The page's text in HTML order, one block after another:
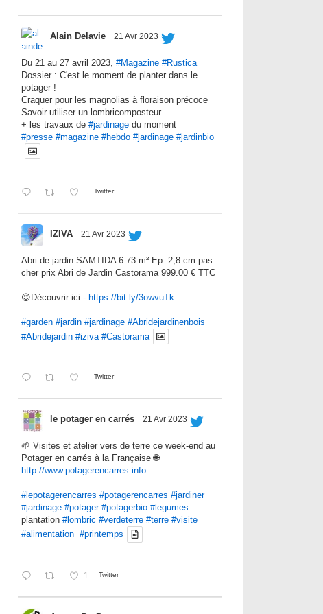
Alain Delavie 21 Avr 2023
Du 21 au 27 avril 2023,#Magazine #Rustica
Dossier : C'est le moment de planter dans le
potager !
Craquer pour les magnolias à floraison précoce
Savoir utiliser un lombricomposteur
+ les travaux de#jardinage du moment
#presse #magazine #hebdo #jardinage #jardinbio
Twitter
IZIVA 21 Avr 2023
Abri de jardin SAMTIDA 6.73 m² Ep. 2,8 cm pas
cher prix Abri de Jardin Castorama 999.00 € TTC
😍Découvrir ici - https://bit.ly/3owvuTk
#garden #jardin #jardinage #Abridejardinenbois
#Abridejardin #iziva #Castorama
Twitter
le potager en carrés 21 Avr 2023
🌱 Visites et atelier vers de terre ce week-end au
Potager en carrés à la Française 🌐
http://www.potagerencarres.info
#lepotagerencarres #potagerencarres #jardiner
#jardinage #potager #potagerbio #legumes
plantation#lombric #verdeterre #terre #visite
#alimentation #printemps
1 Twitter